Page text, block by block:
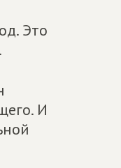
Это
И